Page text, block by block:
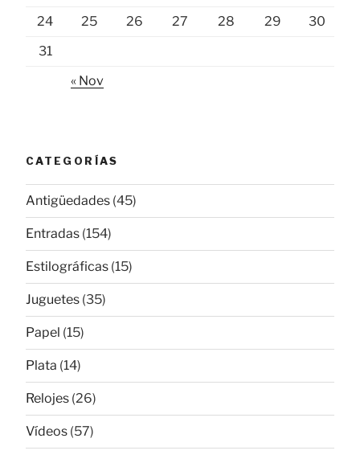
24
25 26 27 28 29
30
31
« Nov
CATEGORÍAS
Antigüedades (45)
Entradas (154)
Estilográficas (15)
Juguetes (35)
Papel (15)
Plata (14)
Relojes (26)
Vídeos (57)